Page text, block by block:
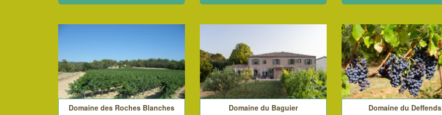
Domaine des Roches Blanches Domaine du Baguier Domaine du Deffends